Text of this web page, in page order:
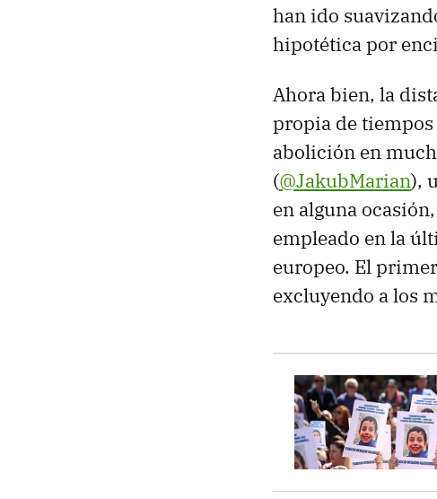
han ido
hipotética por
Ahora bien, la
propia de
abolición en
(@JakubMarian),
en alguna ocasión,
empleado en la
europeo. El
excluyendo a los